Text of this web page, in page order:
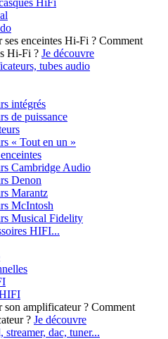
Comment
Hi-Fi ? Je découvre
tubes audio
intégrés
de puissance
« Tout en un »
Cambridge Audio
Denon
Marantz
McIntosh
Musical Fidelity
HIFI...
Comment
? Je découvre
streamer, dac, tuner...